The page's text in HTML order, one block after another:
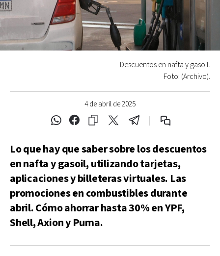
4 de abril de 2025
Descuentos en nafta y gasoil.
Foto: (Archivo).
Lo que hay que saber sobre los descuentos
en nafta y gasoil, utilizando tarjetas,
aplicaciones y billeteras virtuales. Las
promociones en combustibles durante
abril. Cómo ahorrar hasta 30% en YPF,
Shell, Axion y Puma.